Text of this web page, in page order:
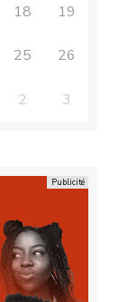
18 19
25 26
2 3